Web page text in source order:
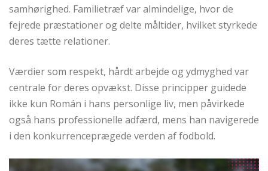
samhørighed. Familietræf var almindelige, hvor de
fejrede præstationer og delte måltider, hvilket styrkede
deres tætte relationer.
Værdier som respekt, hårdt arbejde og ydmyghed var
centrale for deres opvækst. Disse principper guidede
ikke kun Román i hans personlige liv, men påvirkede
også hans professionelle adfærd, mens han navigerede
i den konkurrenceprægede verden af fodbold.